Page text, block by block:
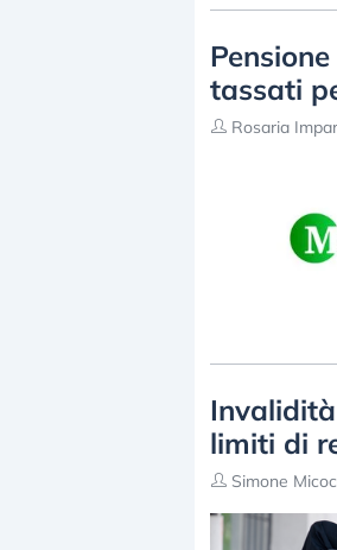
tassati
Rosaria
limiti di
Simone